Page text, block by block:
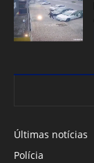
Últimas notícias
Polícia